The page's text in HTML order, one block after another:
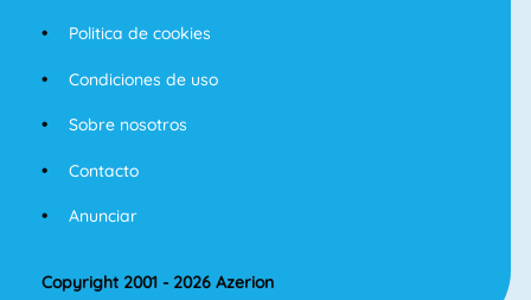
Politica de cookies
Condiciones de uso
Sobre nosotros
Contacto
Anunciar
Copyright 2001 - 2026 Azerion